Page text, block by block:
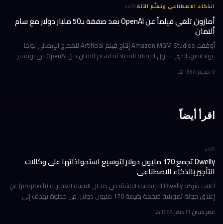
الذكاء الاصطناعي وتعلّم الآلة·
4د
أمازون تلغي فيلماً عن OpenAI بعد صفقة بـ50 مليار دولار مع سام
ألتمان
أوقفت Amazon MGM Studios إنتاج فيلم Artificial للمخرج الإيطالي لوكا
غوادانينيو، الذي يتناول الإقالة المفاجئة لسام ألتمان من OpenAI في نوفمبر
٧ محرم ١٤٤٨ هـ
اقرأ أيضاً
4د
Dwelly تجمع 170 مليون دولار لتوسيع استحواذاتها على وكالات
التأجير بالذكاء الاصطناعي
أعلنت شركة Dwelly البريطانية الناشئة في مجال التقنية العقارية (proptech) عن
إغلاق جولة تمويلية ضخمة بقيمة 170 مليون دولار، في خطوة تهدف إلى
عمر حسن·٢١ صفر ١٤٤٨ هـ